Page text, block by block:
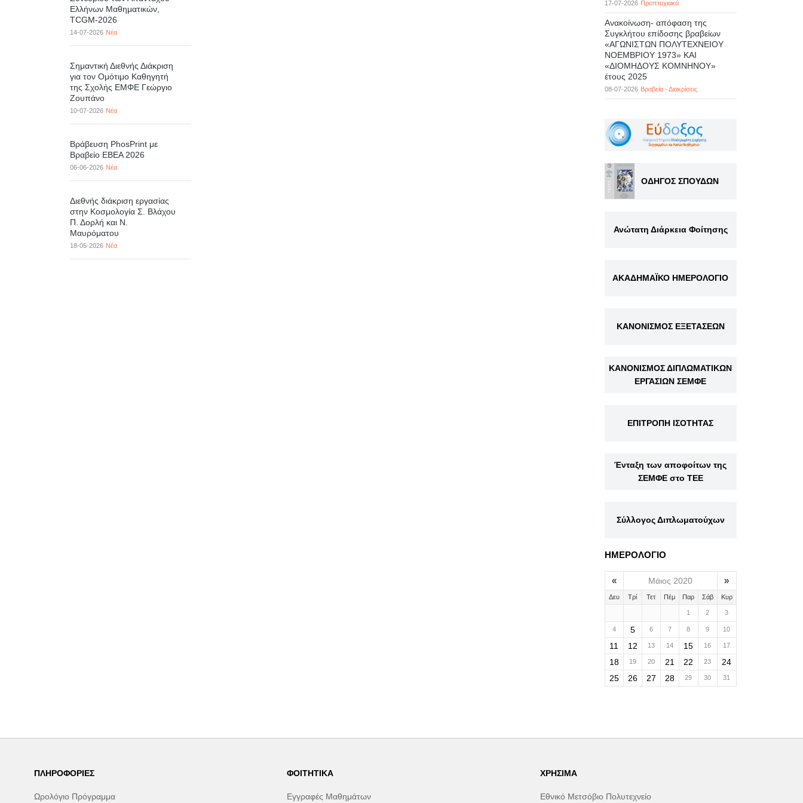
Ελλήνων Μαθηματικών,
TCGM-2026
14-07-2026 Νέα
Σημαντική Διεθνής Διάκριση
για τον Ομότιμο Καθηγητή
της Σχολής ΕΜΦΕ Γεώργιο
Ζουπάνο
10-07-2026 Νέα
Βράβευση PhosPrint με
Βραβείο ΕΒΕΑ 2026
06-06-2026 Νέα
Διεθνής διάκριση εργασίας
στην Κοσμολογία Σ. Βλάχου
Π. Δορλή και Ν.
Μαυρόματου
18-05-2026 Νέα
17-07-2026 Προπτυχιακά
Ανακοίνωση- απόφαση της
Συγκλήτου επίδοσης βραβείων
«ΑΓΩΝΙΣΤΩΝ ΠΟΛΥΤΕΧΝΕΙΟΥ
ΝΟΕΜΒΡΙΟΥ 1973» ΚΑΙ
«ΔΙΟΜΗΔΟΥΣ ΚΟΜΝΗΝΟΥ»
έτους 2025
08-07-2026 Βραβεία - Διακρίσεις
ΟΔΗΓΟΣ ΣΠΟΥΔΩΝ
Ανώτατη Διάρκεια Φοίτησης
ΑΚΑΔΗΜΑΪΚΟ ΗΜΕΡΟΛΟΓΙΟ
ΚΑΝΟΝΙΣΜΟΣ ΕΞΕΤΑΣΕΩΝ
ΚΑΝΟΝΙΣΜΟΣ ΔΙΠΛΩΜΑΤΙΚΩΝ
ΕΡΓΑΣΙΩΝ ΣΕΜΦΕ
ΕΠΙΤΡΟΠΗ ΙΣΟΤΗΤΑΣ
Ένταξη των αποφοίτων της
ΣΕΜΦΕ στο ΤΕΕ
Σύλλογος Διπλωματούχων
ΗΜΕΡΟΛΟΓΙΟ
« Μάιος 2020 »
Δευ Τρί Τετ Πέμ Παρ Σάβ Κυρ
1 2 3
4 5 6 7 8 9 10
11 12 13 14 15 16 17
18 19 20 21 22 23
24
25
26 27 28 29 30 31
ΠΛΗΡΟΦΟΡΊΕΣ
Ωρολόγιο Πρόγραμμα
ΦΟΙΤΗΤΙΚΆ
Εγγραφές Μαθημάτων
ΧΡΉΣΙΜΑ
Εθνικό Μετσόβιο Πολυτεχνείο